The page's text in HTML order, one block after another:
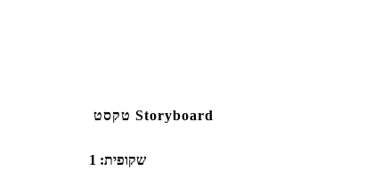
טקסט Storyboard
שקופית: 1